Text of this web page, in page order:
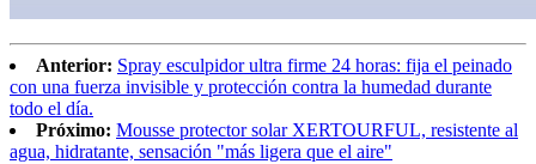
Anterior: Spray esculpidor ultra firme 24 horas: fija el peinado
con una fuerza invisible y protección contra la humedad durante
todo el día.
Próximo: Mousse protector solar XERTOURFUL, resistente al
agua, hidratante, sensación "más ligera que el aire"